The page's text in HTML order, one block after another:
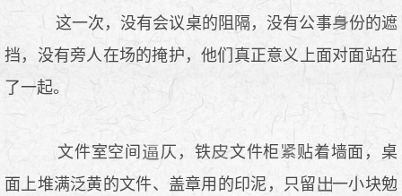
这一次，没有会议桌的阻隔，没有公事
份的遮
挡，没有旁人在场的掩护，他们真正意义上面对面站在
了一起。
文件室空间 仄，铁 文件柜
贴着墙面，桌
面上堆满泛黄的文件、盖章用的印泥，只留
一小块勉